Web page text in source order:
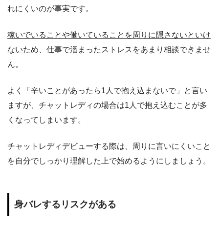
れにくいのが事実です。
稼いでいることや働いていることを周りに隠さないといけ
ないため、仕事で溜まったストレスをあまり相談できませ
ん。
よく「辛いことがあったら1人で抱え込まないで」と言い
ますが、チャットレディの場合は1人で抱え込むことが多
くなってしまいます。
チャットレディデビューする際は、周りに言いにくいこと
を自分でしっかり理解した上で始めるようにしましょう。
身バレするリスクがある